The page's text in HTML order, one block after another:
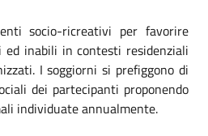
socio-ricreativi per favorire
ed inabili in contesti residenziali
I soggiorni si prefiggono di
dei partecipanti proponendo
individuate annualmente.